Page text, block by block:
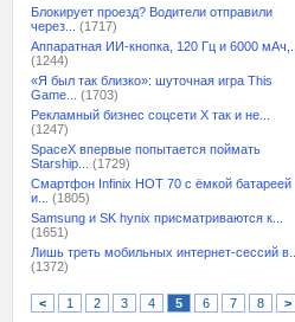
Блокирует проезд? Водители отправили
через...
(1717)
Аппаратная ИИ-кнопка, 120 Гц и 6000 мАч,...
(1244)
«Я был так близко»: шуточная игра This
Game...
(1703)
Рекламный бизнес соцсети X так и не...
(1247)
SpaceX впервые попытается поймать
Starship...
(1729)
Смартфон Infinix HOT 70 с ёмкой батареей
и...
(1805)
Samsung и SK hynix присматриваются к...
(1651)
Лишь треть мобильных интернет-сессий в...
(1372)
< 1 2 3 4 5 6 7 8 >